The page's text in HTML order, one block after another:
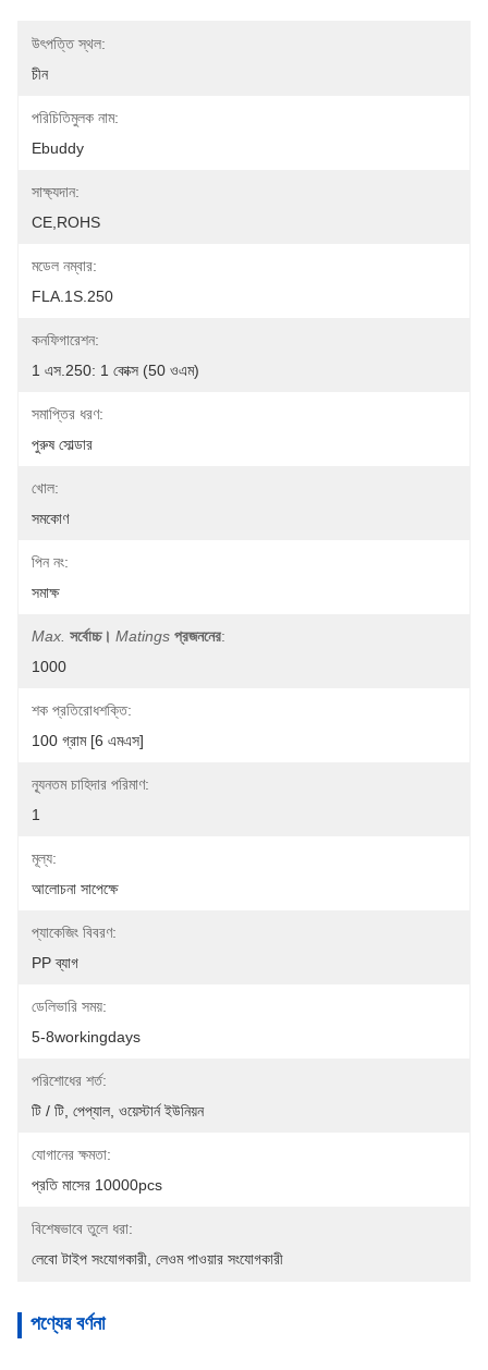
উৎপত্তি স্থল:
চীন
পরিচিতিমুলক নাম:
Ebuddy
সাক্ষ্যদান:
CE,ROHS
মডেল নম্বার:
FLA.1S.250
কনফিগারেশন:
1 এস.250: 1 কোক্স (50 ওএম)
সমাপ্তির ধরণ:
পুরুষ সোল্ডার
খোল:
সমকোণ
পিন নং:
সমাক্ষ
Max. সর্বোচ্চ। Matings প্রজননের:
1000
শক প্রতিরোধশক্তি:
100 গ্রাম [6 এমএস]
ন্যূনতম চাহিদার পরিমাণ:
1
মূল্য:
আলোচনা সাপেক্ষে
প্যাকেজিং বিবরণ:
PP ব্যাগ
ডেলিভারি সময়:
5-8workingdays
পরিশোধের শর্ত:
টি / টি, পেপ্যাল, ওয়েস্টার্ন ইউনিয়ন
যোগানের ক্ষমতা:
প্রতি মাসের 10000pcs
বিশেষভাবে তুলে ধরা:
লেবো টাইপ সংযোগকারী লেওম পাওয়ার সংযোগকারী
পণ্যের বর্ণনা